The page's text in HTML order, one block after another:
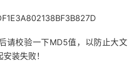
请校验一下MD5值，以防止大文
装失败！